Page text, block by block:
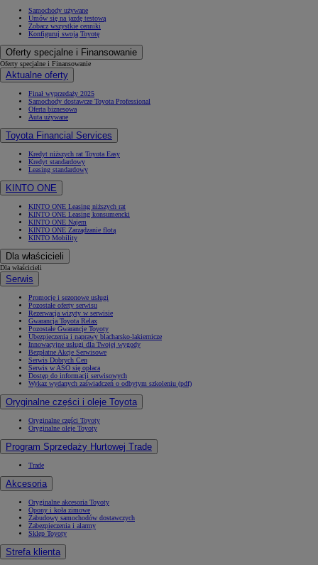
Samochody używane
Umów się na jazdę testową
Zobacz wszystkie cenniki
Konfiguruj swoją Toyotę
Oferty specjalne i Finansowanie
Oferty specjalne i Finansowanie
Aktualne oferty
Finał wyprzedaży 2025
Samochody dostawcze Toyota Professional
Oferta biznesowa
Auta używane
Toyota Financial Services
Kredyt niższych rat Toyota Easy
Kredyt standardowy
Leasing standardowy
KINTO ONE
KINTO ONE Leasing niższych rat
KINTO ONE Leasing konsumencki
KINTO ONE Najem
KINTO ONE Zarządzanie flotą
KINTO Mobility
Dla właścicieli
Dla właścicieli
Serwis
Promocje i sezonowe usługi
Pozostałe oferty serwisu
Rezerwacja wizyty w serwisie
Gwarancja Toyota Relax
Pozostałe Gwarancje Toyoty
Ubezpieczenia i naprawy blacharsko-lakiernicze
Innowacyjne usługi dla Twojej wygody
Bezpłatne Akcje Serwisowe
Serwis Dobrych Cen
Serwis w ASO się opłaca
Dostęp do informacji serwisowych
Wykaz wydanych zaświadczeń o odbytym szkoleniu (pdf)
Oryginalne części i oleje Toyota
Oryginalne części Toyoty
Oryginalne oleje Toyoty
Program Sprzedaży Hurtowej Trade
Trade
Akcesoria
Oryginalne akcesoria Toyoty
Opony i koła zimowe
Zabudowy samochodów dostawczych
Zabezpieczenia i alarmy
Sklep Toyoty
Strefa klienta